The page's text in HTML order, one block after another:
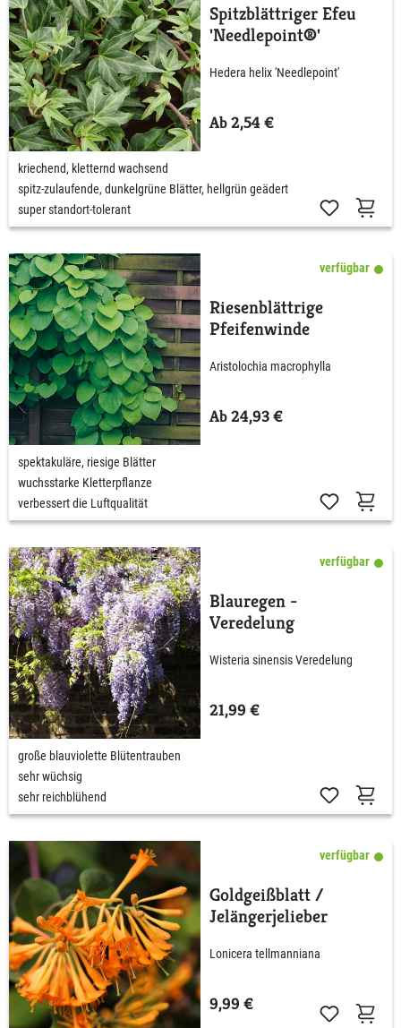
Spitzblättriger Efeu
'Needlepoint®'
Hedera helix 'Needlepoint'
Ab 2,54 €
kriechend, kletternd wachsend
spitz-zulaufende, dunkelgrüne Blätter, hellgrün geädert
super standort-tolerant
verfügbar
Riesenblättrige
Pfeifenwinde
Aristolochia macrophylla
Ab 24,93 €
spektakuläre, riesige Blätter
wuchsstarke Kletterpflanze
verbessert die Luftqualität
verfügbar
Blauregen -
Veredelung
Wisteria sinensis Veredelung
21,99 €
große blauviolette Blütentrauben
sehr wüchsig
sehr reichblühend
verfügbar
Goldgeißblatt /
Jelängerjelieber
Lonicera tellmanniana
9,99 €